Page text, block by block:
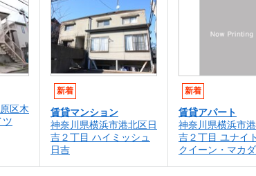
区木
ツ
新着
賃貸マンション
神奈川県横浜市港北区日
吉２丁目 ハイミッシュ
日吉
新着
賃貸アパート
神奈川県横浜市
吉２丁目 ユナイ
クイーン・マカ